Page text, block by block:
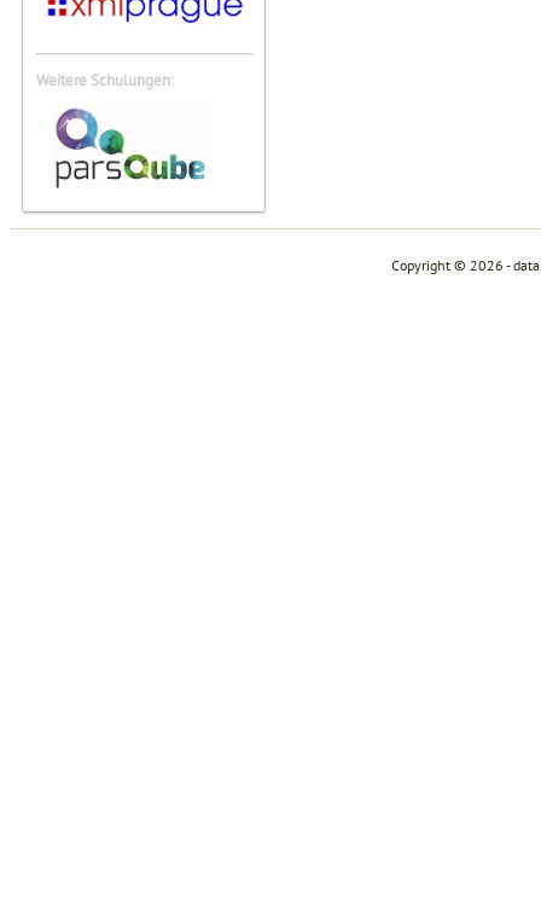
Weitere Schulungen:
Copyright © 2026 -